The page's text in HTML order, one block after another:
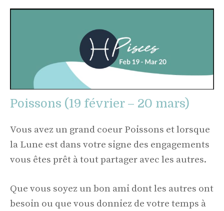
Poissons (19 février – 20 mars)
Vous avez un grand coeur Poissons et lorsque
la Lune est dans votre signe des engagements
vous êtes prêt à tout partager avec les autres.
Que vous soyez un bon ami dont les autres ont
besoin ou que vous donniez de votre temps à